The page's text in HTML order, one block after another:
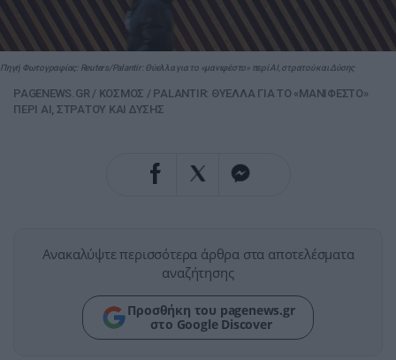
Πηγή Φωτογραφίας: Reuters/Palantir: Θύελλα για το «μανιφέστο» περί AI, στρατού και Δύσης
PAGENEWS.GR / ΚΟΣΜΟΣ / PALANTIR: ΘΥΕΛΛΑ ΓΙΑ ΤΟ «ΜΑΝΙΦΕΣΤΟ»
ΠΕΡΙ AI, ΣΤΡΑΤΟΥ ΚΑΙ ΔΥΣΗΣ
Ανακαλύψτε περισσότερα άρθρα στα αποτελέσματα
αναζήτησης
Προσθήκη του pagenews.gr
στο Google Discover